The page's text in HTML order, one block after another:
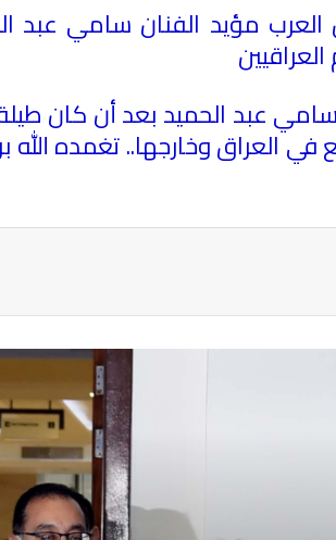
مؤيد الفنان سامي عبد
عبد الحميد بعد أن كان طيلة
العراق وخارجها.. تغمده